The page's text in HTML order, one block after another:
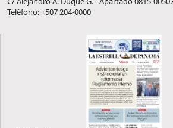
Teléfono: +507 204-0000